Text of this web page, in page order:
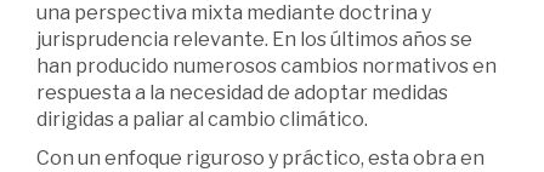
una perspectiva mixta mediante doctrina y
jurisprudencia relevante. En los últimos años se
han producido numerosos cambios normativos en
respuesta a la necesidad de adoptar medidas
dirigidas a paliar al cambio climático.
Con un enfoque riguroso y práctico, esta obra en